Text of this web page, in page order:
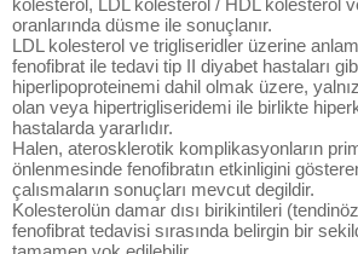
kolesterol, LDL kolesterol / HDL kolesterol
oranlarında düsme ile sonuçlanır.
LDL kolesterol ve trigliseridler üzerine
fenofibrat ile tedavi tip II diyabet hastaları
hiperlipoproteinemi dahil olmak üzere,
olan veya hipertrigliseridemi ile birlikte
hastalarda yararlıdır.
Halen, aterosklerotik komplikasyonların
önlenmesinde fenofibratın etkinligini
çalısmaların sonuçları mevcut degildir.
Kolesterolün damar dısı birikintileri
fenofibrat tedavisi sırasında belirgin bir